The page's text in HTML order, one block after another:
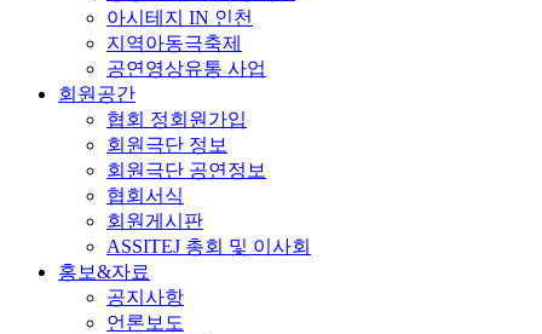
아시테지 IN 인천
지역아동극축제
공연영상유통 사업
회원공간
협회 정회원가입
회원극단 정보
회원극단 공연정보
협회서식
회원게시판
ASSITEJ 총회 및 이사회
홍보&자료
공지사항
언론보도